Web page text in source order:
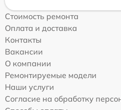
Стоимость ремонта
Оплата и доставка
Контакты
Вакансии
О компании
Ремонтируемые модели
Наши услуги
Согласие на обработку